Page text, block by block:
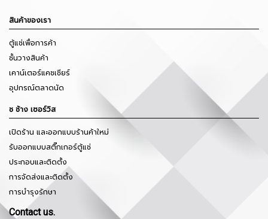
สินค้าของเรา
ตู้แช่เพื่อการค้า
ชั้นวางสินค้า
เคาน์เตอร์แคชเชียร์
อุปกรณ์ตลาดนัด
ช ช้าง เซอร์วิส
เปิดร้าน และออกแบบร้านค้าใหม่
รับออกแบบสติ๊กเกอร์ตู้แช่
ประกอบและติดตั้ง
การจัดส่งและติดตั้ง
การบำรุงรักษา
Contact us.